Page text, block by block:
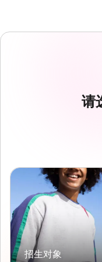
请
招生对象